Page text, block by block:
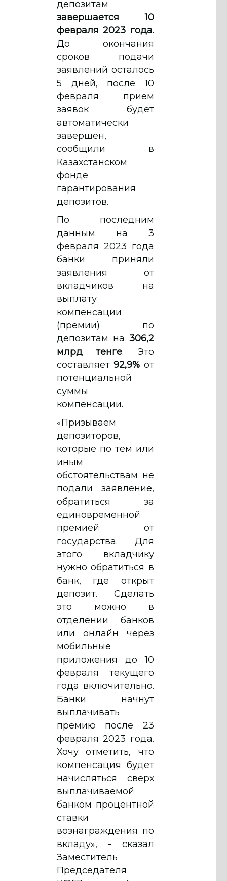
депозитам
завершается 10
февраля 2023 года.
До окончания
сроков подачи
заявлений осталось
5 дней, после 10
февраля прием
заявок будет
автоматически
завершен,
сообщили в
Казахстанском
фонде
гарантирования
депозитов.
По последним
данным на 3
февраля 2023 года
банки приняли
заявления от
вкладчиков на
выплату
компенсации
(премии) по
депозитам на 306,2
млрд тенге. Это
составляет92,9% от
потенциальной
суммы
компенсации.
«Призываем
депозиторов,
которые по тем или
иным
обстоятельствам не
подали заявление,
обратиться за
единовременной
премией от
государства. Для
этого вкладчику
нужно обратиться в
банк, где открыт
депозит. Сделать
это можно в
отделении банков
или онлайн через
мобильные
приложения до 10
февраля текущего
года включительно.
Банки начнут
выплачивать
премию после 23
февраля 2023 года.
Хочу отметить, что
компенсация будет
начисляться сверх
выплачиваемой
банком процентной
ставки
вознаграждения по
вкладу», - сказал
Заместитель
Председателя